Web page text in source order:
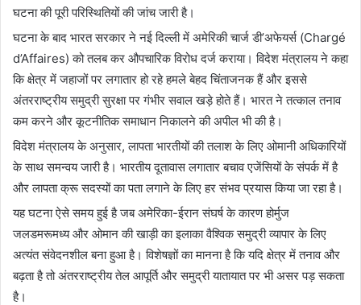
घटना की पूरी परिस्थितियों की जांच जारी है।
घटना के बाद भारत सरकार ने नई दिल्ली में अमेरिकी चार्ज डी’अफेयर्स (Chargé
d’Affaires) को तलब कर औपचारिक विरोध दर्ज कराया। विदेश मंत्रालय ने कहा
कि क्षेत्र में जहाजों पर लगातार हो रहे हमले बेहद चिंताजनक हैं और इससे
अंतरराष्ट्रीय समुद्री सुरक्षा पर गंभीर सवाल खड़े होते हैं। भारत ने तत्काल तनाव
कम करने और कूटनीतिक समाधान निकालने की अपील भी की है।
विदेश मंत्रालय के अनुसार, लापता भारतीयों की तलाश के लिए ओमानी अधिकारियों
के साथ समन्वय जारी है। भारतीय दूतावास लगातार बचाव एजेंसियों के संपर्क में है
और लापता क्रू सदस्यों का पता लगाने के लिए हर संभव प्रयास किया जा रहा है।
यह घटना ऐसे समय हुई है जब अमेरिका-ईरान संघर्ष के कारण होर्मुज
जलडमरूमध्य और ओमान की खाड़ी का इलाका वैश्विक समुद्री व्यापार के लिए
अत्यंत संवेदनशील बना हुआ है। विशेषज्ञों का मानना है कि यदि क्षेत्र में तनाव और
बढ़ता है तो अंतरराष्ट्रीय तेल आपूर्ति और समुद्री यातायात पर भी असर पड़ सकता
है।